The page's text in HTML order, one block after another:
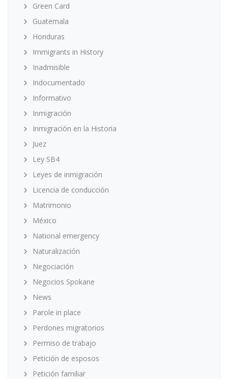
Green Card
Guatemala
Honduras
Immigrants in History
Inadmisible
Indocumentado
Informativo
Inmigración
Inmigración en la Historia
Juez
Ley SB4
Leyes de inmigración
Licencia de conducción
Matrimonio
México
National emergency
Naturalización
Negociación
Negocios Spokane
News
Parole in place
Perdones migratorios
Permiso de trabajo
Petición de esposos
Petición familiar